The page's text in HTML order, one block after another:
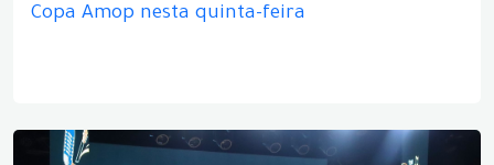
Copa Amop nesta quinta-feira